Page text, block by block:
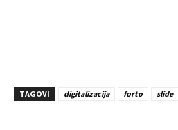
TAGOVI digitalizacija forto slide